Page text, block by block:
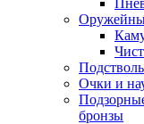
Очки и
бронзы